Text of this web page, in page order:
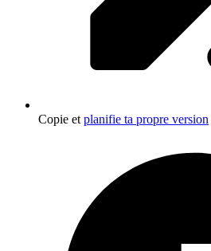
Copie et planifie ta propre version